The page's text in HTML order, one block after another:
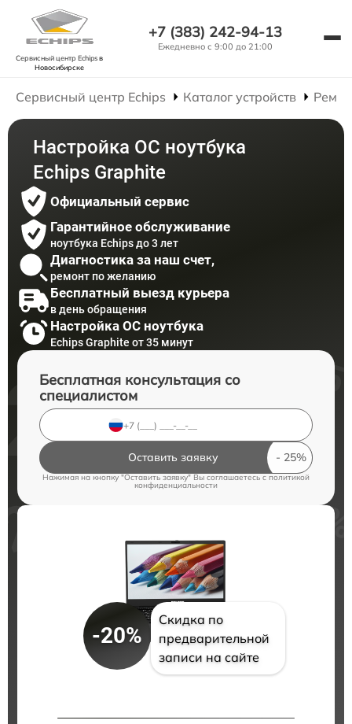
Сервисный центр Echipsв
Новосибирске
+7 (383) 242-94-13
Ежедневно с 9:00 до 21:00
Сервисный центр Echips Каталог устройств
Настройка ОС ноутбука
Echips Graphite
Официальный сервис
Гарантийное обслуживание
ноутбука Echips до 3 лет
Диагностика за наш счет,
ремонт по желанию
Бесплатный выезд курьера
в день обращения
Настройка ОС ноутбука
Echips Graphite от 35 минут
Бесплатная консультация со
специалистом
Оставить заявку
Нажимая на кнопку "Оставить заявку" Вы соглашаетесь cполитикой
конфиденциальности
-20%
Скидка по
предварительной
записи на сайте